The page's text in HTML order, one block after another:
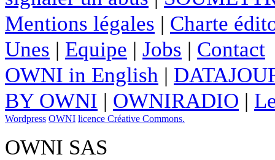
Mentions légales | Charte
Unes | Equipe | Jobs | Contact
OWNI in English |
BY OWNI | OWNIRADIO |
Wordpress OWNI licence Créative Commons.
OWNI SAS